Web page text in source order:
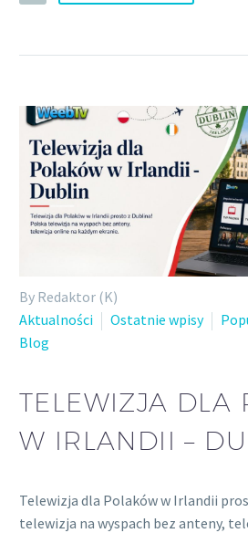
By Redaktor (K)
Aktualności
Ostatnie wpisy
Blog
TELEWIZJA DLA
W IRLANDII –
Telewizja dla Polaków w Irlandii
telewizja na wyspach bez anteny,